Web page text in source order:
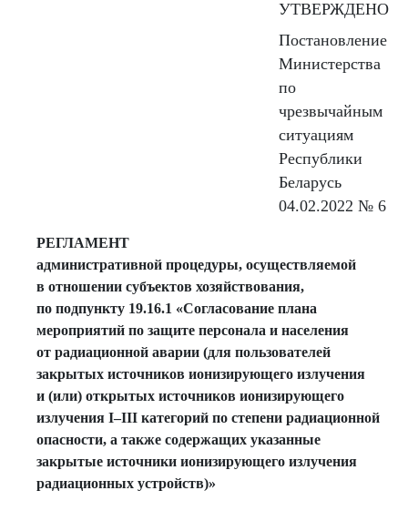
УТВЕРЖДЕНО
Постановление
Министерства
по
чрезвычайным
ситуациям
Республики
Беларусь
04.02.2022 № 6
РЕГЛАМЕНТ
административной процедуры, осуществляемой
в отношении субъектов хозяйствования,
по подпункту 19.16.1 «Согласование плана
мероприятий по защите персонала и населения
от радиационной аварии (для пользователей
закрытых источников ионизирующего излучения
и (или) открытых источников ионизирующего
излучения I–III категорий по степени радиационной
опасности, а также содержащих указанные
закрытые источники ионизирующего излучения
радиационных устройств)»